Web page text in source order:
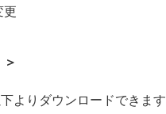
更
よりダウンロードできます